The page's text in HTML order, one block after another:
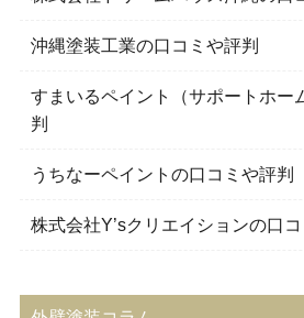
沖縄塗装工業の口コミや評判
すまいるペイント（サポートホー
判
うちなーペイントの口コミや評判
株式会社Y’sクリエイションの口コ